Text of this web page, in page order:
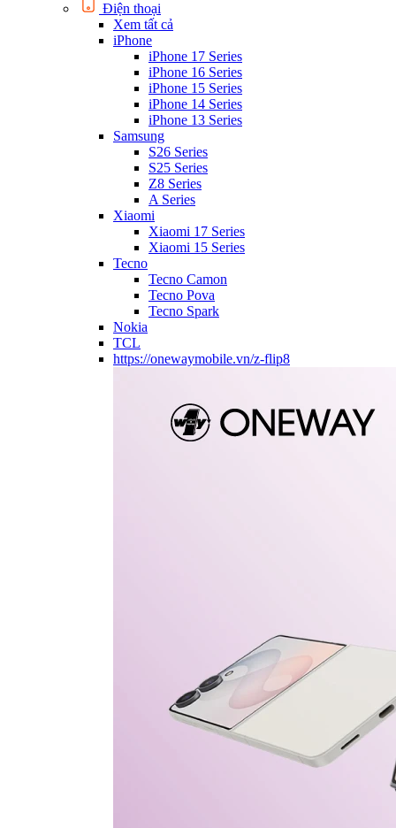
Điện thoại
Xem tất cả
iPhone
iPhone 17 Series
iPhone 16 Series
iPhone 15 Series
iPhone 14 Series
iPhone 13 Series
Samsung
S26 Series
S25 Series
Z8 Series
A Series
Xiaomi
Xiaomi 17 Series
Xiaomi 15 Series
Tecno
Tecno Camon
Tecno Pova
Tecno Spark
Nokia
TCL
https://onewaymobile.vn/z-flip8